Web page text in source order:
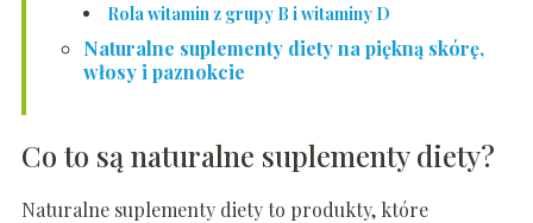
Rola witamin z grupy B i witaminy D
Naturalne suplementy diety na piękną skórę,
włosy i paznokcie
Co to są naturalne suplementy diety?
Naturalne suplementy diety to produkty, które